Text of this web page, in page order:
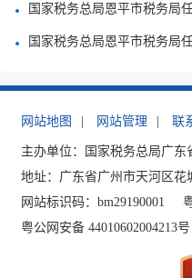
国家税务总局恩平市税务局任免
国家税务总局恩平市税务局任免
网站地图 网站管理 联
主办单位：国家税务总局广东
地址：广东省广州市天河区花
网站标识码：bm29190001
粤公网安备 44010602004213号